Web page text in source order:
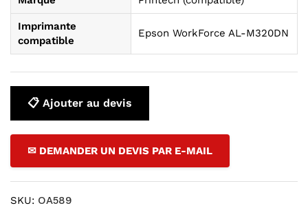
Imprimante
compatible
Epson WorkForce AL-M320DN
📋 Ajouter au devis
✉ DEMANDER UN DEVIS PAR E-MAIL
SKU: OA589